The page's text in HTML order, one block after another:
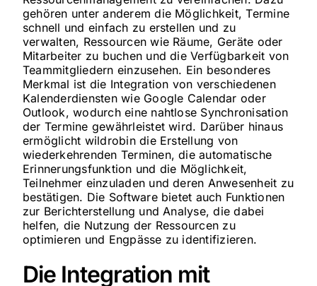
gehören unter anderem die Möglichkeit, Termine
schnell und einfach zu erstellen und zu
verwalten, Ressourcen wie Räume, Geräte oder
Mitarbeiter zu buchen und die Verfügbarkeit von
Teammitgliedern einzusehen. Ein besonderes
Merkmal ist die Integration von verschiedenen
Kalenderdiensten wie Google Calendar oder
Outlook, wodurch eine nahtlose Synchronisation
der Termine gewährleistet wird. Darüber hinaus
ermöglicht wildrobin die Erstellung von
wiederkehrenden Terminen, die automatische
Erinnerungsfunktion und die Möglichkeit,
Teilnehmer einzuladen und deren Anwesenheit zu
bestätigen. Die Software bietet auch Funktionen
zur Berichterstellung und Analyse, die dabei
helfen, die Nutzung der Ressourcen zu
optimieren und Engpässe zu identifizieren.
Die Integration mit